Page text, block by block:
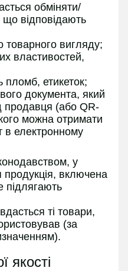
обміняти/
що відповідають
товарного вигляду;
властивостей,
пломб, етикеток;
документа, який
продавця (або QR-
можна отримати
в електронному
у
продукція, включена
підлягають
ті товари,
(за
якості